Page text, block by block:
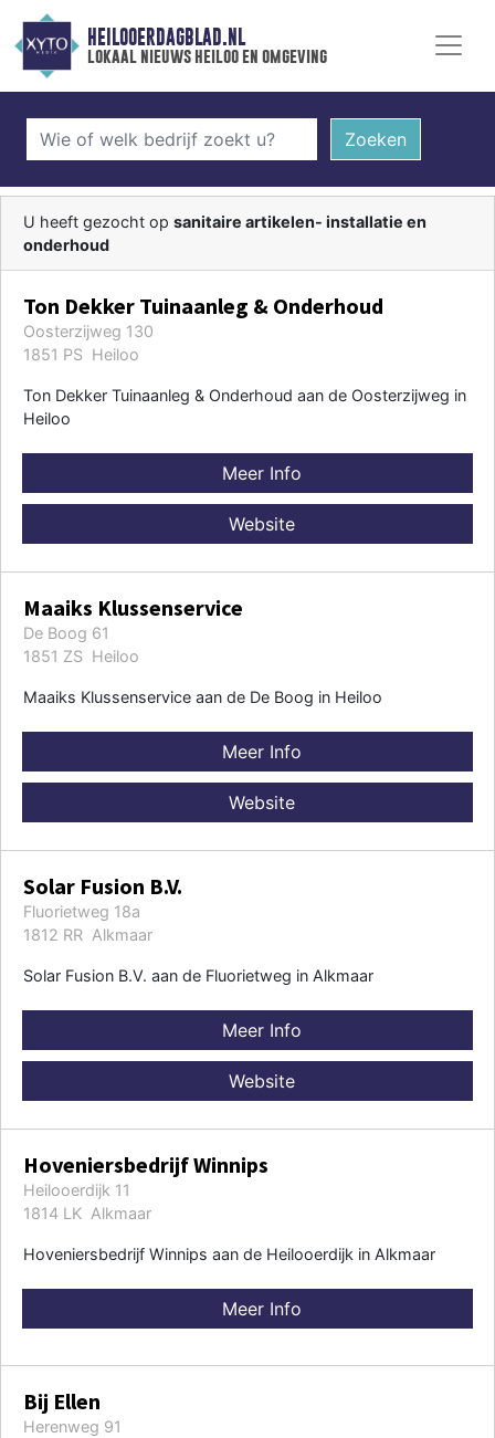
HEILOOERDAGBLAD.NL
lokaal nieuws heiloo en omgeving
Zoeken
U heeft gezocht op sanitaire artikelen- installatie en
onderhoud
Ton Dekker Tuinaanleg & Onderhoud
Oosterzijweg 130
1851 PS Heiloo
Ton Dekker Tuinaanleg & Onderhoud aan de Oosterzijweg in
Heiloo
Meer Info
Website
Maaiks Klussenservice
De Boog 61
1851 ZS Heiloo
Maaiks Klussenservice aan de De Boog in Heiloo
Meer Info
Website
Solar Fusion B.V.
Fluorietweg 18a
1812 RR Alkmaar
Solar Fusion B.V. aan de Fluorietweg in Alkmaar
Meer Info
Website
Hoveniersbedrijf Winnips
Heilooerdijk 11
1814 LK Alkmaar
Hoveniersbedrijf Winnips aan de Heilooerdijk in Alkmaar
Meer Info
Bij Ellen
Herenweg 91